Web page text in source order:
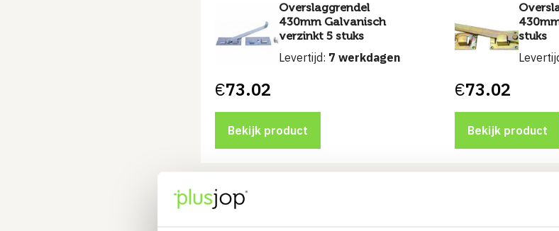
Overslaggrendel
430mm Galvanisch
verzinkt 5 stuks
Levertijd: 7 werkdagen
€73.02
Bekijk product
stuks
€73.02
Bekijk product